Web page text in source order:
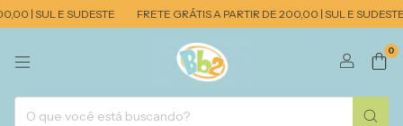
| SUL E SUDESTE FRETE GRÁTIS A PARTIR DE 200,00 | SUL E SUDESTE
0